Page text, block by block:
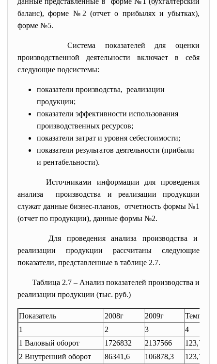
баланс), форме №2 (отчет о прибылях и убытках),
форме №5.
Система показателей для оценки
производственной деятельности включает в себя
следующие подсистемы:
показатели производства, реализации
продукции;
показатели эффективности использования
производственных ресурсов;
показатели затрат и уровня себестоимости;
показатели результатов деятельности (прибыли
и рентабельности).
Источниками информации для проведения
анализа производства и реализации продукции
служат данные бизнес-планов, отчетность формы №1
(отчет по продукции), данные формы №2.
Для проведения анализа производства и
реализации продукции рассчитаны следующие
показатели, представленные в таблице 2.7.
Таблица 2.7 – Анализ показателей производства и
реализации продукции (тыс. руб.)
Показатель 2008г 2009г
Темп
1
2 3
4
1 Валовый оборот
1726832 2137566
123,79
2 Внутренний оборот
86341,6 106878,3
123,79